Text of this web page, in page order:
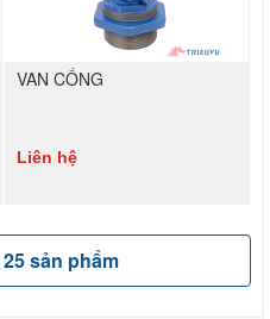
VAN CỔNG
Liên hệ
25sản phẩm